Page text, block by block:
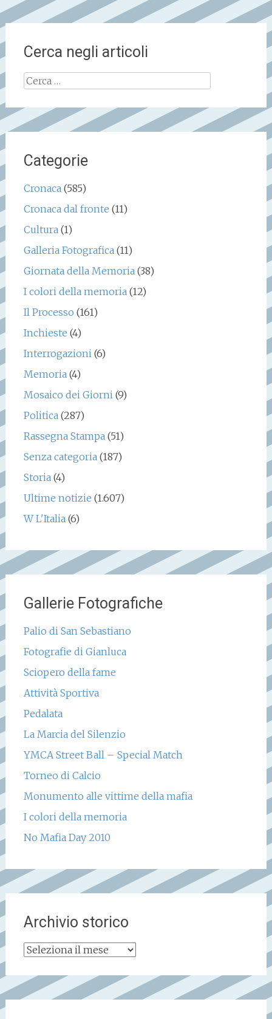
Cerca negli articoli
Ricerca
Categorie
Cronaca(585)
Cronaca dal fronte (11)
Cultura(1)
Galleria Fotografica(11)
Giornata della Memoria(38)
I colori della memoria(12)
Il Processo (161)
Inchieste (4)
Interrogazioni(6)
Memoria(4)
Mosaico dei Giorni(9)
Politica(287)
Rassegna Stampa(51)
Senza categoria(187)
Storia(4)
Ultime notizie (1.607)
W L'Italia(6)
Gallerie Fotografiche
Palio di San Sebastiano
Fotografie di Gianluca
Sciopero della fame
Attività Sportiva
Pedalata
La Marcia del Silenzio
YMCA Street Ball – Special Match
Torneo di Calcio
Monumento alle vittime della mafia
I colori della memoria
No Mafia Day 2010
Archivio storico
Archivio